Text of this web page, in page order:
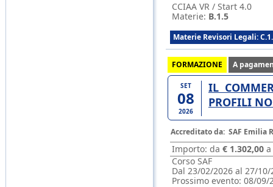
CCIAA VR / Start 4.0
Materie: B.1.5
Materie Revisori Legali:
FORMAZIONE A
SET
08
2026
IL
PROFILI
Accreditato da: SAF Emilia
Importo: da € 1.302,00 a
Corso SAF
Dal 23/02/2026 al 27/
Prossimo evento: 08/09/